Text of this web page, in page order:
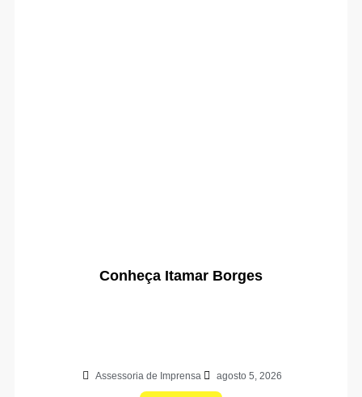
Conheça Itamar Borges
Assessoria de Imprensa agosto 5, 2026